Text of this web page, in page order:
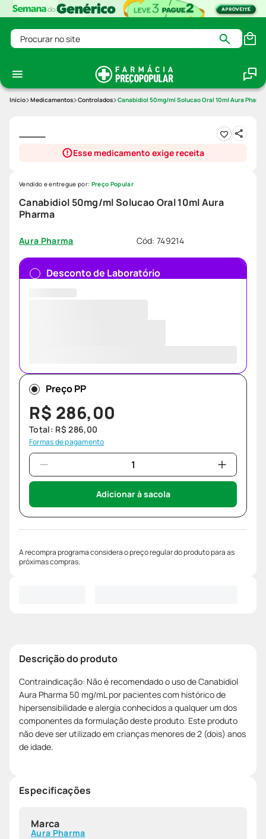
Procurar no site
Medicamentos Controlados Canabidiol 50mg/ml Solucao Oral 10ml Aura
Esse medicamento exige receita
Canabidiol 50mg/ml Solucao Oral 10ml Aura
Pharma
Aura Pharma Cód:749214
Vendido e entregue por: Preço Popular
Desconto de Laboratório
Preço PP
R$ 286,00
Total: R$ 286,00
Formas de pagamento
Adicionar à sacola
A recompra programa considera o preço regular do produto para as
próximas compras.
Descrição do produto
Contraindicação: Não é recomendado o uso de Canabidiol
Aura Pharma 50 mg/mL por pacientes com histórico de
hipersensibilidade e alergia conhecidos a qualquer um dos
componentes da formulação deste produto. Este produto
não deve ser utilizado em crianças menores de 2 (dois) anos
de idade.
Especificações
Marca
Aura Pharma